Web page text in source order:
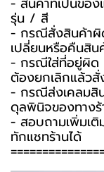
รุ่น / สี
- กรณีสั่งสินค้าผิ
เปลี่ยนหรือคืนสิน
- กรณีใส่ที่อยู่ผิด
ต้องยกเลิกแล้วสั่
- กรณีส่งเคลมสิน
ดุลพินิจของทางร้
- สอบถามเพิ่มเ
ทักแชทร้านได้